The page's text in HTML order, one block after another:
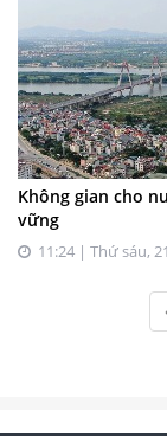
Không gian cho
vững
11:24 | Thứ sáu,